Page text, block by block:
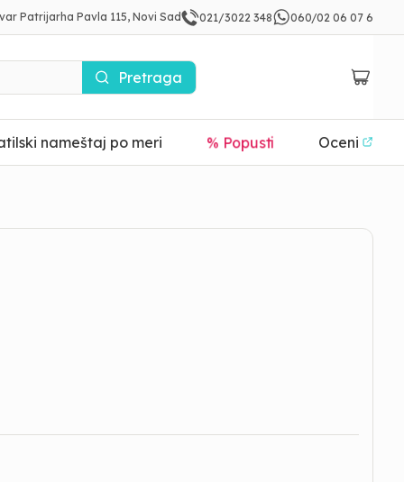
Patrijarha Pavla 115, Novi Sad 021/3022 348 060/02 06 07 6
Pretraga
nameštaj po meri % Popusti Oceni